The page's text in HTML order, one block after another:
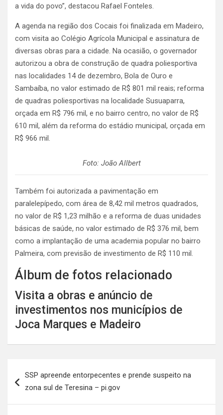
a vida do povo”, destacou Rafael Fonteles.
A agenda na região dos Cocais foi finalizada em Madeiro,
com visita ao Colégio Agrícola Municipal e assinatura de
diversas obras para a cidade. Na ocasião, o governador
autorizou a obra de construção de quadra poliesportiva
nas localidades 14 de dezembro, Bola de Ouro e
Sambaíba, no valor estimado de R$ 801 mil reais; reforma
de quadras poliesportivas na localidade Susuaparra,
orçada em R$ 796 mil, e no bairro centro, no valor de R$
610 mil, além da reforma do estádio municipal, orçada em
R$ 966 mil.
Foto: João Allbert
Também foi autorizada a pavimentação em
paralelepípedo, com área de 8,42 mil metros quadrados,
no valor de R$ 1,23 milhão e a reforma de duas unidades
básicas de saúde, no valor estimado de R$ 376 mil, bem
como a implantação de uma academia popular no bairro
Palmeira, com previsão de investimento de R$ 110 mil.
Álbum de fotos relacionado
Visita a obras e anúncio de
investimentos nos municípios de
Joca Marques e Madeiro
de
SSP apreende entorpecentes e prende suspeito na
zona sul de Teresina – pi.gov